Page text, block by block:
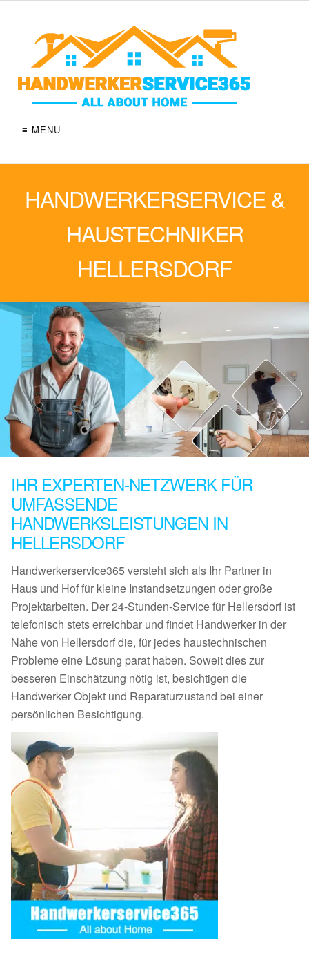
≡ MENU
HANDWERKERSERVICE &
HAUSTECHNIKER
HELLERSDORF
IHR EXPERTEN-NETZWERK FÜR
UMFASSENDE
HANDWERKSLEISTUNGEN IN
HELLERSDORF
Handwerkerservice365 versteht sich als Ihr Partner in
Haus und Hof für kleine Instandsetzungen oder große
Projektarbeiten. Der 24-Stunden-Service für Hellersdorf ist
telefonisch stets erreichbar und findet Handwerker in der
Nähe von Hellersdorf die, für jedes haustechnischen
Probleme eine Lösung parat haben. Soweit dies zur
besseren Einschätzung nötig ist, besichtigen die
Handwerker Objekt und Reparaturzustand bei einer
persönlichen Besichtigung.